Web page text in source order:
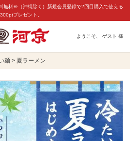
無料※（沖縄除く）新規会員登録で2回目購入で使える
300ptプレゼント。
ようこそ、 ゲスト 様
麺 夏ラーメン